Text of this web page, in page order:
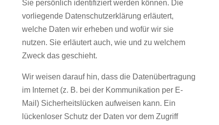
Sie persönlich identifiziert werden können. Die
vorliegende Datenschutzerklärung erläutert,
welche Daten wir erheben und wofür wir sie
nutzen. Sie erläutert auch, wie und zu welchem
Zweck das geschieht.
Wir weisen darauf hin, dass die Datenübertragung
im Internet (z. B. bei der Kommunikation per E-
Mail) Sicherheitslücken aufweisen kann. Ein
lückenloser Schutz der Daten vor dem Zugriff